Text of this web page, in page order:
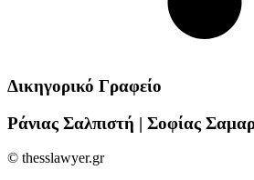
Δικηγορικό Γραφείο
Ράνιας Σαλπιστή | Σοφίας
© thesslawyer.gr